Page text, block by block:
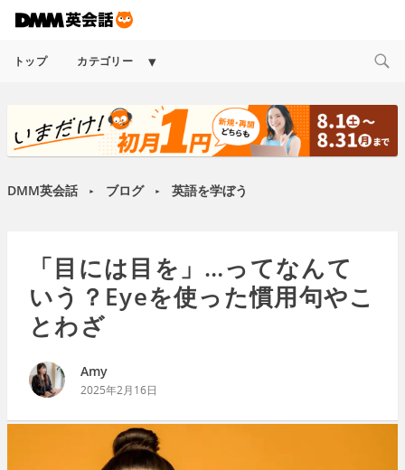
トップ カテゴリー
Expand
menu
DMM英会話 ► ブログ ► 英語を学ぼう
「目には目を」…ってなんて
いう？Eyeを使った慣用句やこ
とわざ
Amy
2025年2月16日